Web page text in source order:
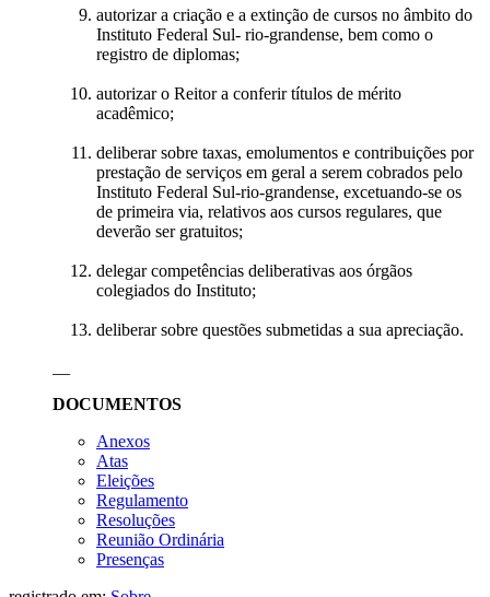
autorizar a criação e a extinção de cursos no âmbito do
Instituto Federal Sul- rio-grandense, bem como o
registro de diplomas;
autorizar o Reitor a conferir títulos de mérito
acadêmico;
deliberar sobre taxas, emolumentos e contribuições por
prestação de serviços em geral a serem cobrados pelo
Instituto Federal Sul-rio-grandense, excetuando-se os
de primeira via, relativos aos cursos regulares, que
deverão ser gratuitos;
delegar competências deliberativas aos órgãos
colegiados do Instituto;
deliberar sobre questões submetidas a sua apreciação.
DOCUMENTOS
Anexos
Atas
Eleições
Regulamento
Resoluções
Reunião Ordinária
Presenças